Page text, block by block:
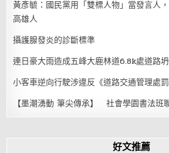
黃彥毓：國民黨用「雙標人物」當發言人
高雄人
攝護腺發炎的診斷標準
連日豪大雨造成五峰大鹿林道6.8k處道路
小客車逆向行駛涉違反《道路交通管理處
【墨潮湧動 筆尖傳承】 社會學園書法班
好文推薦